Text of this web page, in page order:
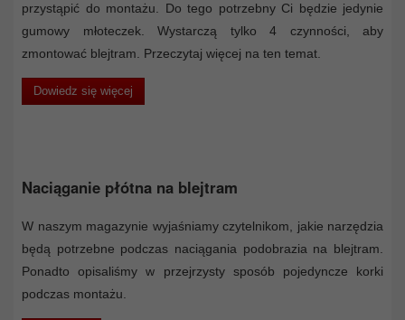
przystąpić do montażu. Do tego potrzebny Ci będzie jedynie
gumowy młoteczek. Wystarczą tylko 4 czynności, aby
zmontować blejtram. Przeczytaj więcej na ten temat.
Dowiedz się więcej
Naciąganie płótna na blejtram
W naszym magazynie wyjaśniamy czytelnikom, jakie narzędzia
będą potrzebne podczas naciągania podobrazia na blejtram.
Ponadto opisaliśmy w przejrzysty sposób pojedyncze korki
podczas montażu.